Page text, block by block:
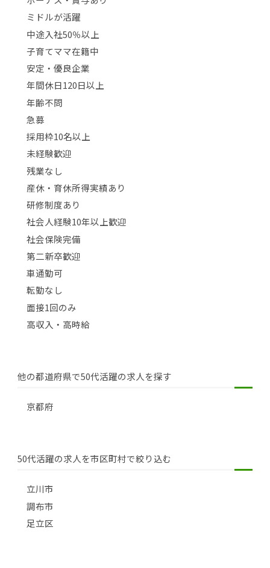
ミドルが活躍
中途入社50％以上
子育てママ在籍中
安定・優良企業
年間休日120日以上
年齢不問
急募
採用枠10名以上
未経験歓迎
残業なし
産休・育休所得実績あり
研修制度あり
社会人経験10年以上歓迎
社会保険完備
第二新卒歓迎
車通勤可
転勤なし
面接1回のみ
高収入・高時給
他の都道府県で50代活躍の求人を探す
京都府
50代活躍の求人を市区町村で絞り込む
立川市
調布市
足立区